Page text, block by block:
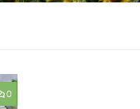
0